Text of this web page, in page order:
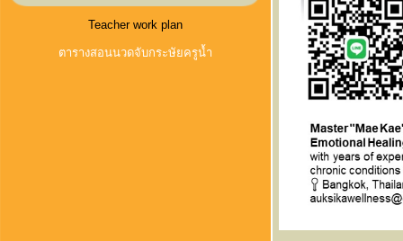
Teacher work plan
ตารางสอนนวดจับกระษัยครูน้ำ